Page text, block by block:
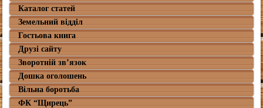
Каталог статей
Земельний відділ
Гостьова книга
Друзі сайту
Зворотній зв’язок
Дошка оголошень
Вільна боротьба
ФК “Щирець”